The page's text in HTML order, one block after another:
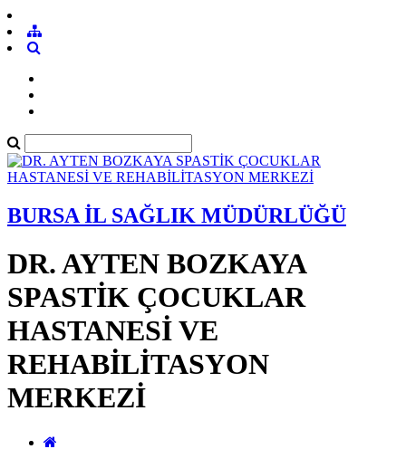
BURSA İL SAĞLIK MÜDÜRLÜĞÜ
DR. AYTEN BOZKAYA
SPASTİK ÇOCUKLAR
HASTANESİ VE
REHABİLİTASYON
MERKEZİ